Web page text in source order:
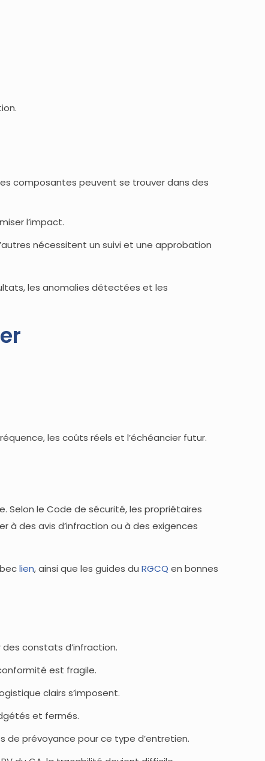
composantes peuvent se trouver dans des
l’impact.
nécessitent un suivi et une approbation
les anomalies détectées et les
les coûts réels et l’échéancier futur.
Selon le Code de sécurité, les propriétaires
à des avis d’infraction ou à des exigences
lien, ainsi que les guides duRGCQ en bonnes
constats d’infraction.
est fragile.
clairs s’imposent.
et fermés.
de prévoyance pour ce type d’entretien.